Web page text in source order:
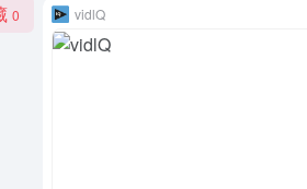
0 vidlQ